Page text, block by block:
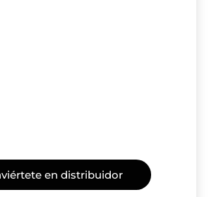
en distribuidor